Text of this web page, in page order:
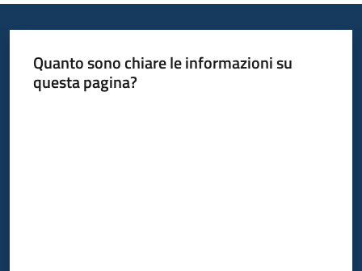
Quanto sono chiare le informazioni su
questa pagina?